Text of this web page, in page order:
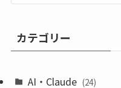
カテゴリー
AI・Claude (24)